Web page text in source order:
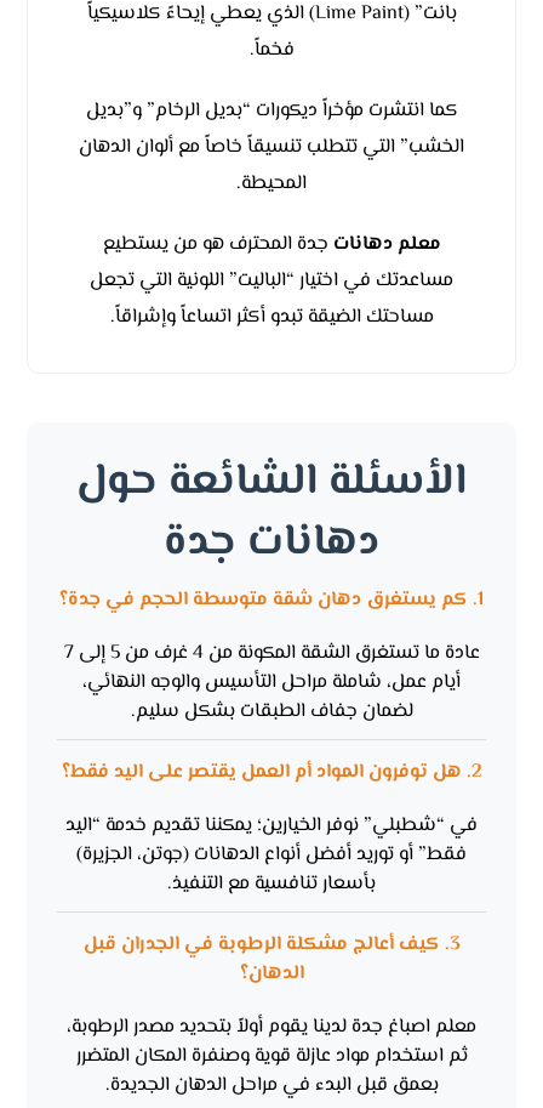
بانت” (Lime Paint) الذي يعطي إيحاءً كلاسيكياً
فخماً.
كما انتشرت مؤخراً ديكورات “بديل الرخام” و”بديل
الخشب” التي تتطلب تنسيقاً خاصاً مع ألوان الدهان
المحيطة.
معلم دهانات جدة المحترف هو من يستطيع
مساعدتك في اختيار “الباليت” اللونية التي تجعل
مساحتك الضيقة تبدو أكثر اتساعاً وإشراقاً.
الأسئلة الشائعة حول
دهانات جدة
1. كم يستغرق دهان شقة متوسطة الحجم في جدة؟
عادة ما تستغرق الشقة المكونة من 4 غرف من 5 إلى 7
أيام عمل، شاملة مراحل التأسيس والوجه النهائي،
لضمان جفاف الطبقات بشكل سليم.
2. هل توفرون المواد أم العمل يقتصر على اليد فقط؟
في “شطبلي” نوفر الخيارين؛ يمكننا تقديم خدمة “اليد
فقط” أو توريد أفضل أنواع الدهانات (جوتن، الجزيرة)
بأسعار تنافسية مع التنفيذ.
3. كيف أعالج مشكلة الرطوبة في الجدران قبل
الدهان؟
معلم اصباغ جدة لدينا يقوم أولاً بتحديد مصدر الرطوبة،
ثم استخدام مواد عازلة قوية وصنفرة المكان المتضرر
بعمق قبل البدء في مراحل الدهان الجديدة.